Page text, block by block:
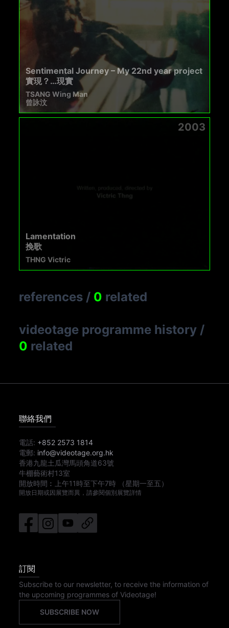
Sentimental Journey – My 22nd year project
實現？…現實
TSANG Wing Man
曾詠汶
2003
Lamentation
挽歌
THNG Victric
references / 0 related
videotage programme history /
0 related
聯絡我們
電話: +852 2573 1814
電郵: info@videotage.org.hk
香港九龍土瓜灣馬頭角道63號
牛棚藝術村13室
開放時間︰
上午11時至下午7時 （星期一至五）
開放日期或因展覽而異，請參閱個別展覽詳情
訂閱
Subscribe to our newsletter, to receive the information of
the upcoming programmes of Videotage!
SUBSCRIBE NOW